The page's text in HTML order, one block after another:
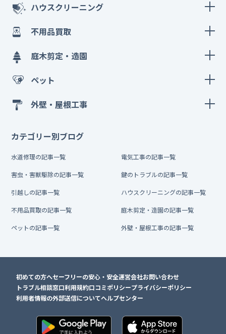
ハウスクリーニング
不用品買取
庭木剪定・造園
ペット
外壁・屋根工事
カテゴリー別ブログ
水道修理の記事一覧 電気工事の記事一覧
害虫・害獣駆除の記事一覧 鍵のトラブルの記事一覧
引越しの記事一覧 ハウスクリーニングの記事一覧
不用品買取の記事一覧 庭木剪定・造園の記事一覧
ペットの記事一覧 外壁・屋根工事の記事一覧
初めての方へセーフリーの安心・安全運営会社お問い合わせ
トラブル相談窓口利用規約口コミポリシープライバシーポリシー
利用者情報の外部送信についてヘルプセンター